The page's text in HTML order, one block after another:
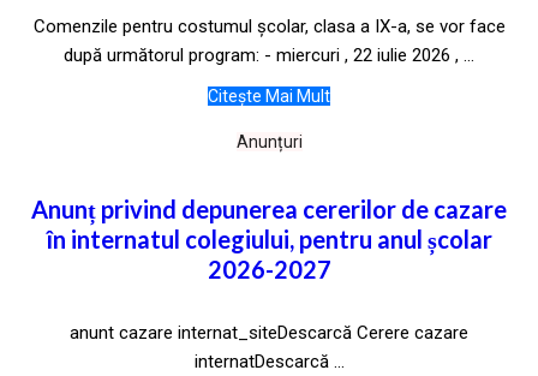
Comenzile pentru costumul școlar, clasa a IX-a, se vor face
după următorul program: - miercuri , 22 iulie 2026 , ...
Citește Mai Mult
Anunțuri
Anunț privind depunerea cererilor de cazare
în internatul colegiului, pentru anul școlar
2026-2027
anunt cazare internat_siteDescarcă Cerere cazare
internatDescarcă ...